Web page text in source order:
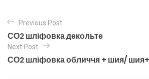
Previous Post
СО2 шліфовка декольте
Next Post
СО2 шліфовка обличчя + шия/